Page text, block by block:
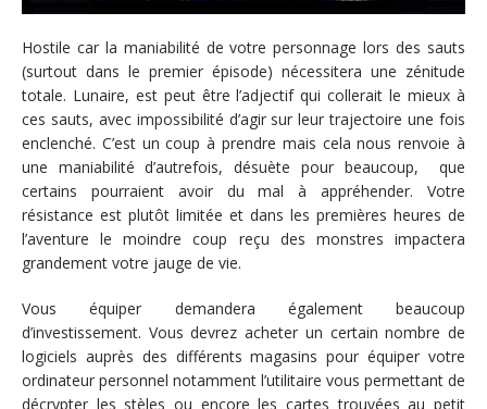
Hostile car la maniabilité de votre personnage lors des sauts
(surtout dans le premier épisode) nécessitera une zénitude
totale. Lunaire, est peut être l’adjectif qui collerait le mieux à
ces sauts, avec impossibilité d’agir sur leur trajectoire une fois
enclenché. C’est un coup à prendre mais cela nous renvoie à
une maniabilité d’autrefois, désuète pour beaucoup, que
certains pourraient avoir du mal à appréhender. Votre
résistance est plutôt limitée et dans les premières heures de
l’aventure le moindre coup reçu des monstres impactera
grandement votre jauge de vie.
Vous équiper demandera également beaucoup
d’investissement. Vous devrez acheter un certain nombre de
logiciels auprès des différents magasins pour équiper votre
ordinateur personnel notamment l’utilitaire vous permettant de
décrypter les stèles ou encore les cartes trouvées au petit